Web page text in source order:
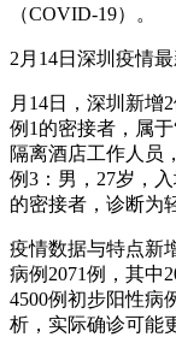
（COVID-19）。
2月14日深圳疫情
月14日，深圳新增
例1的密接者，属
隔离酒店工作人员
例3：男，27岁，
的密接者，诊断为
疫情数据与特点新
病例2071例，其中
4500例初步阳性病
析，实际确诊可能